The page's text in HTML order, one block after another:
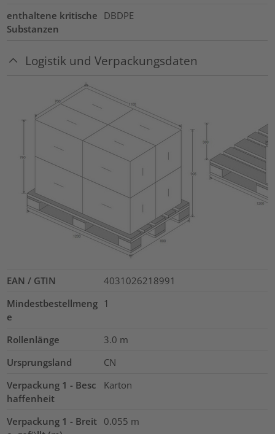
enthaltene kritische
Substanzen
DBDPE
Logistik und Verpackungsdaten
EAN / GTIN
4031026218991
Mindestbestellmeng
e
1
Rollenlänge 3.0 m
Ursprungsland
CN
Verpackung 1 - Besc
haffenheit
Karton
Verpackung 1 - Breit 0.055 m